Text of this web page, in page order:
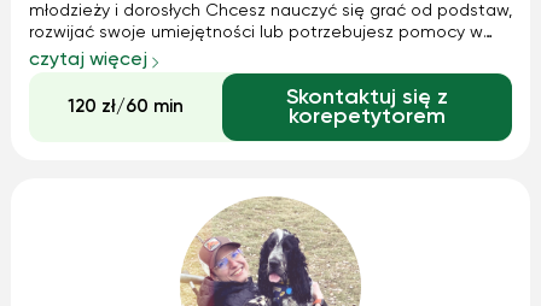
młodzieży i dorosłych Chcesz nauczyć się grać od podstaw,
rozwijać swoje umiejętności lub potrzebujesz pomocy w
szkole muzycznej? Zapraszam na indywidualne lekcje
prowadzone w przyjaznej i bezstresowej atmosferze.
Oferuję: ✔️ naukę gry na fortep...
czytaj więcej
120 zł/60 min
Skontaktuj się z
korepetytorem